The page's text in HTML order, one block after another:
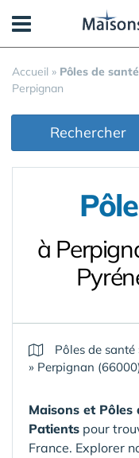
Accueil » Pôles de santé
Perpignan
Rechercher
à
Pôles de santé
» Perpignan
Maisons et Pôles
Patients pour
France. Explorer
Panneau de gestion des